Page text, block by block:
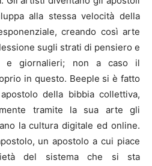
alla stessa velocità della
creando così arte
sugli strati di pensiero e
e giornalieri; non a caso il
in questo. Beeple si è fatto
della bibbia collettiva,
tramite la sua arte gli
la cultura digitale ed online.
un apostolo a cui piace
del sistema che si sta